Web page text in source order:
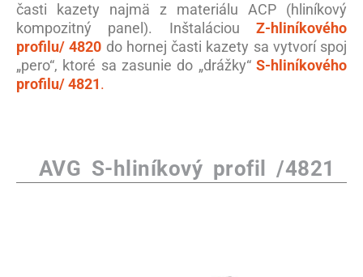
časti kazety najmä z materiálu ACP (hliníkový
kompozitný panel). Inštaláciou Z-hliníkového
profilu/ 4820 do hornej časti kazety sa vytvorí spoj
„pero“, ktoré sa zasunie do „drážky“ S-hliníkového
profilu/ 4821.
AVG S-hliníkový profil /4821